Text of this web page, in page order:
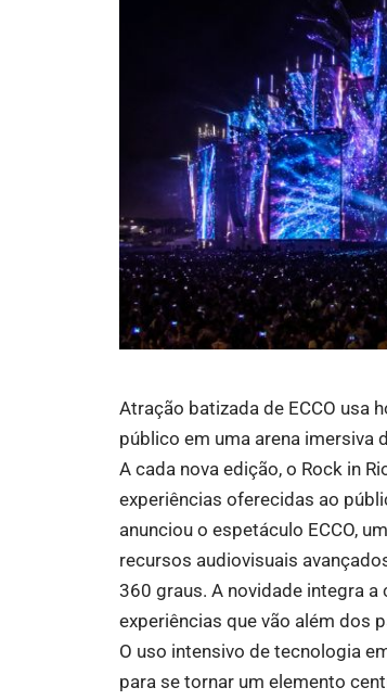
Atração batizada de ECCO usa
público em uma arena imersiva
A cada nova edição, o Rock in
experiências oferecidas ao
anunciou o espetáculo ECCO,
recursos audiovisuais
360 graus. A novidade integra
experiências que vão além dos
O uso intensivo de tecnologia
para se tornar um elemento